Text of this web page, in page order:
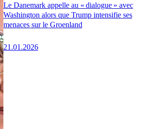
Le Danemark appelle au « dialogue » avec
Washington alors que Trump intensifie ses
menaces sur le Groenland
21.01.2026